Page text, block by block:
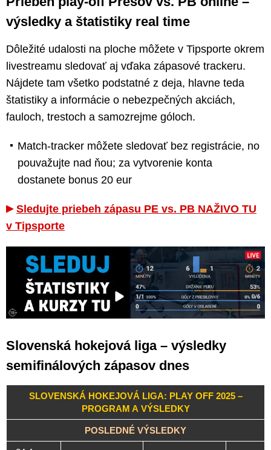
výsledky a štatistiky real time
Dôležité udalosti na ploche môžete v Tipsporte okrem
livestreamu sledovať aj vďaka zápasové trackeru.
Nájdete tam všetko podstatné z deja, hlavne teda
štatistiky a informácie o nebezpečných akciách,
fauloch, trestoch a samozrejme góloch.
Match-tracker môžete sledovať bez registrácie, no
pouvažujte nad ňou; za vytvorenie konta
dostanete bonus 20 eur
Sledujte priebeh zápasu PE vs. PB NAŽIVO TU
v Tipsporte
Slovenská hokejová liga – výsledky
semifinálových zápasov dnes
SLOVENSKÁ HOKEJOVÁ LIGA: PLAY OFF 2025 –
PROGRAM A VÝSLEDKY
POSLEDNÉ VÝSLEDKY